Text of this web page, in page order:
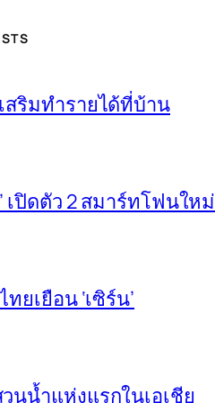
สริมทำรายได้ที่บ้าน
เปิดตัว 2 สมาร์ทโฟนใหม่
ทยเยือน ‘เซิร์น’
นน้ำแห่งแรกในเอเชีย